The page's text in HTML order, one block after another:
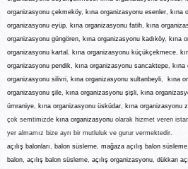
organizasyonu çekmeköy, kına organizasyonu esenler, kına
organizasyonu eyüp, kına organizasyonu fatih, kına
organizasyonu güngören, kına organizasyonu kadıköy, kına
organizasyonu karta l, kına organizasyonu küçükçekmece,
organizasyonu pendik, kına organizasyonu sancaktepe, kına
organizasyonu silivri, kına organizasyonu sultanbeyli, kına
organizasyonu şile, kına organizasyonu şişli, kına
ümraniye, kına organizasyonu üsküdar, kına organizasyonu
çok semtimizde kına organizasyonu olarak hizmet veren
yer almamız bize ayrı bir mutluluk ve gurur vermektedir.
açılış balonları, balon süsleme, mağaza açılış balon süsleme,
balon, açılış balon süsleme, açılış organizasyonu, dükkan